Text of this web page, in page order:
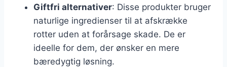
Giftfri alternativer: Disse produkter bruger
naturlige ingredienser til at afskrække
rotter uden at forårsage skade. De er
ideelle for dem, der ønsker en mere
bæredygtig løsning.